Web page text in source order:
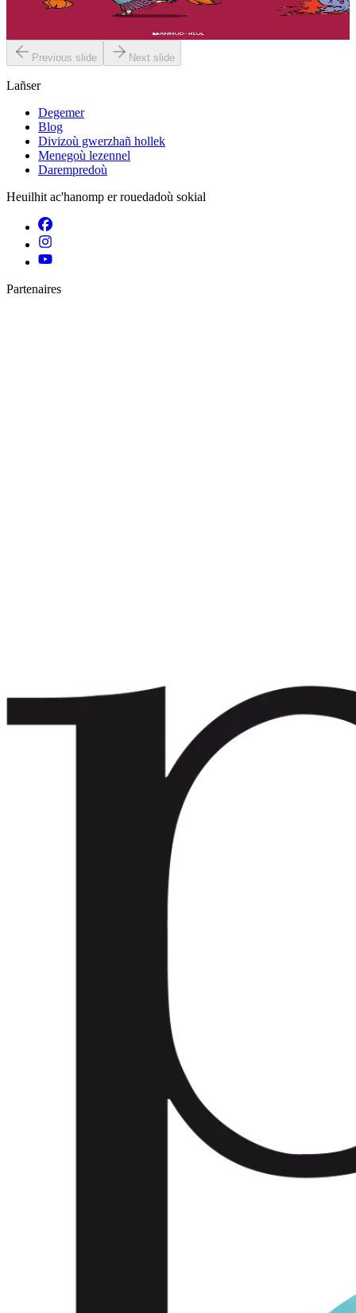
em bez atav mennozhioù dedennus !...
Previous slide Next slide
Lañser
Degemer
Blog
Divizoù gwerzhañ hollek
Menegoù lezennel
Darempredoù
Heuilhit ac'hanomp er rouedadoù sokial
Partenaires